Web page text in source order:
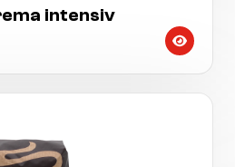
intensiv